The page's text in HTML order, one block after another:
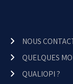
NOUS
QUELQUES
QUALIOPI ?